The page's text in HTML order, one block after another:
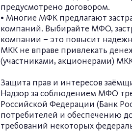
предусмотрено договором.
• Многие МФК предлагают
компаний. Выбирайте МФО,
компании – это повысит
МКК не вправе привлекать
(участниками, акционерами)
Защита прав и интересов
Надзор за соблюдением МФО
Российской Федерации (Банк
потребителей и обеспечению
требований некоторых